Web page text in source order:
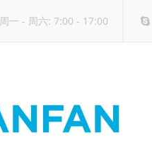
周一 - 周六: 7:00 - 17:00